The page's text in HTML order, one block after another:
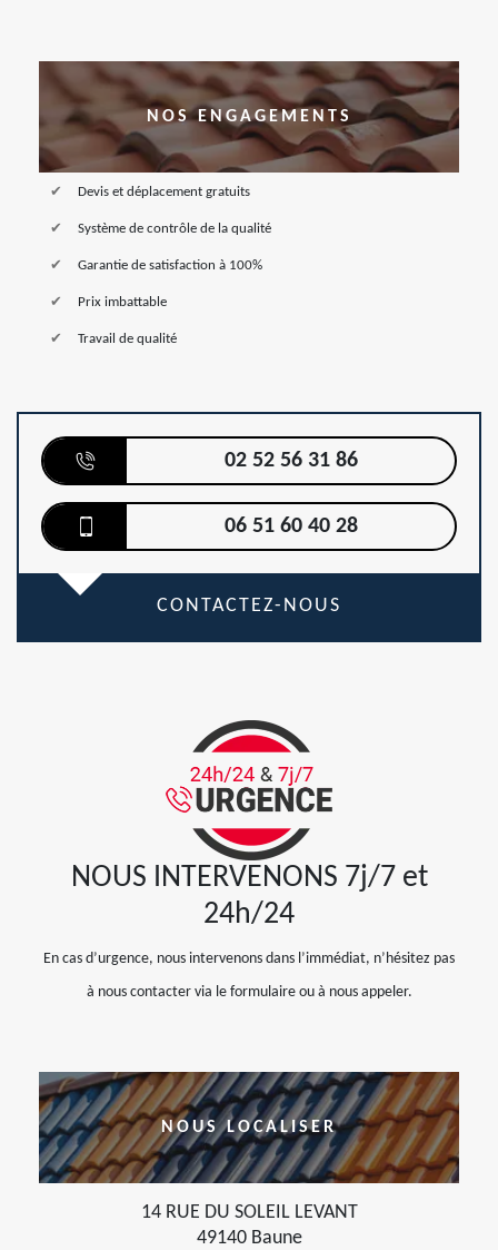
NOS ENGAGEMENTS
Devis et déplacement gratuits
Système de contrôle de la qualité
Garantie de satisfaction à 100%
Prix imbattable
Travail de qualité
02 52 56 31 86
06 51 60 40 28
CONTACTEZ-NOUS
NOUS INTERVENONS 7j/7 et
24h/24
En cas d’urgence, nous intervenons dans l’immédiat, n’hésitez pas
à nous contacter via le formulaire ou à nous appeler.
NOUS LOCALISER
14 RUE DU SOLEIL LEVANT
49140 Baune